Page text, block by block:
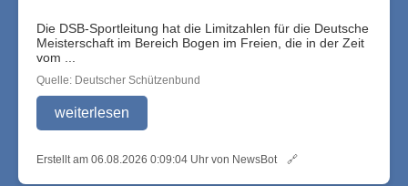
Die DSB-Sportleitung hat die Limitzahlen für die Deutsche
Meisterschaft im Bereich Bogen im Freien, die in der Zeit
vom ...
Quelle: Deutscher Schützenbund
weiterlesen
Erstellt am 06.08.2026 0:09:04 Uhr von NewsBot 🔗